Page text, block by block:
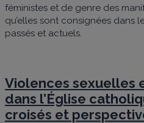
féministes et de genre des
qu’elles sont consignées dans
passés et actuels.
Violences sexuelles
dans l’Église
croisés et